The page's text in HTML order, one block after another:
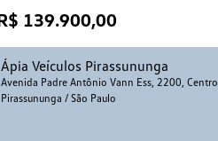
139.900,00
Ápia Veículos Pirassununga
Avenida Padre Antônio Vann Ess, 2200, Centro
Pirassununga / São Paulo